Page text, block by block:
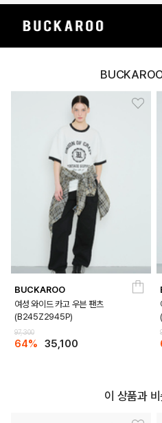
BUCKAROO
여성 와이드 카고 우븐 팬츠
(B245Z2945P)
97,300
64% 35,100
이 상품과